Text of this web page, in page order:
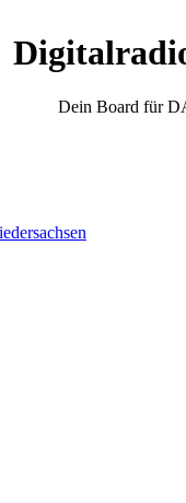
Dein Board für